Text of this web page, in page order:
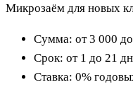
Микрозаём для новых
Сумма: от 3 000
Срок: от 1 до 21
Ставка: 0%